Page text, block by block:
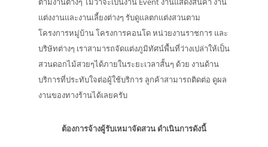
แต่งงานและงานเลี้ยงต่างๆ รับดูแลตกแต่งสวนตาม
โครงการหมู่บ้าน โครงการคอนโด หน่วยงานราชการ และ
บริษัทต่างๆ เราสามารถจัดแต่งภูมิทัศน์พื้นที่ว่างเปล่าให้เป็น
สวนดอกไม้สวยๆได้ภายในระยะเวลาสั้นๆ ด้วย งานด้าน
บริการที่ประทับใจต่อผู้ใช้บริการ ลูกค้าสามารถติดต่อ ดูผล
งานของทางร้านได้เลยครับ
ต้องการจ้างผู้รับเหมาจัดสวน ดำเนินการดังนี้